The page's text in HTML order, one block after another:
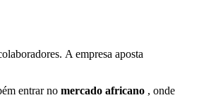
A empresa aposta
entrar no mercado africano , onde